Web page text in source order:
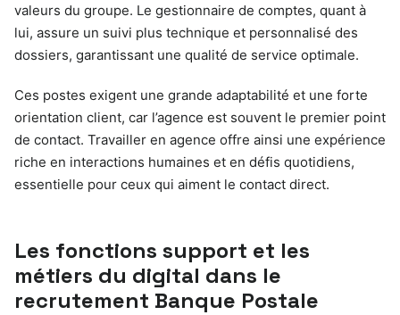
valeurs du groupe. Le gestionnaire de comptes, quant à
lui, assure un suivi plus technique et personnalisé des
dossiers, garantissant une qualité de service optimale.
Ces postes exigent une grande adaptabilité et une forte
orientation client, car l’agence est souvent le premier point
de contact. Travailler en agence offre ainsi une expérience
riche en interactions humaines et en défis quotidiens,
essentielle pour ceux qui aiment le contact direct.
Les fonctions support et les
métiers du digital dans le
recrutement Banque Postale